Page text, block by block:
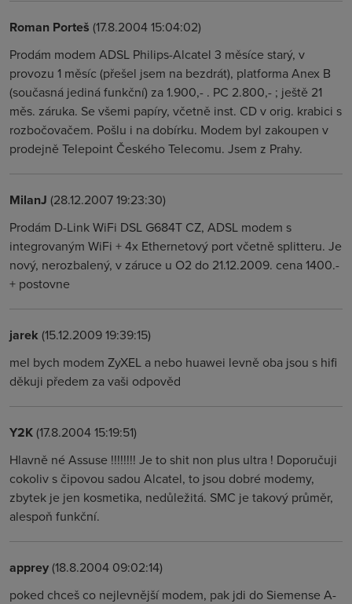
Roman Porteš (17.8.2004 15:04:02)
Prodám modem ADSL Philips-Alcatel 3 měsíce starý, v
provozu 1 měsíc (přešel jsem na bezdrát), platforma Anex B
(současná jediná funkční) za 1.900,- . PC 2.800,- ; ještě 21
měs. záruka. Se všemi papíry, včetně inst. CD v orig. krabici s
rozbočovačem. Pošlu i na dobírku. Modem byl zakoupen v
prodejně Telepoint Českého Telecomu. Jsem z Prahy.
MilanJ (28.12.2007 19:23:30)
Prodám D-Link WiFi DSL G684T CZ, ADSL modem s
integrovaným WiFi + 4x Ethernetový port včetně splitteru. Je
nový, nerozbalený, v záruce u O2 do 21.12.2009. cena 1400.-
+ postovne
jarek (15.12.2009 19:39:15)
mel bych modem ZyXEL a nebo huawei levně oba jsou s hifi
děkuji předem za vaši odpověd
Y2K(17.8.2004 15:19:51)
Hlavně né Assuse !!!!!!!! Je to shit non plus ultra ! Doporučuji
cokoliv s čipovou sadou Alcatel, to jsou dobré modemy,
zbytek je jen kosmetika, nedůležitá. SMC je takový průměr,
alespoň funkční.
apprey(18.8.2004 09:02:14)
poked chceš co nejlevnější modem, pak jdi do Siemense A-